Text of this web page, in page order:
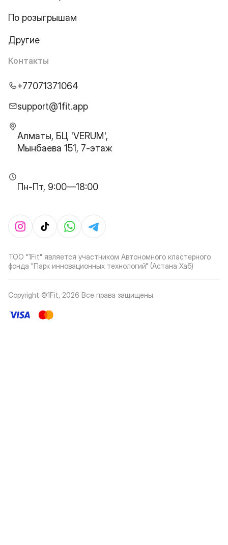
По розыгрышам
Другие
Контакты
+77071371064
support@1fit.app
Алматы, БЦ 'VERUM',
Мынбаева 151, 7-этаж
Пн-Пт, 9:00—18:00
ТОО "1Fit" является участником Автономного кластерного
фонда "Парк инновационных технологий" (Астана Хаб)
Copyright ©1Fit, 2026 Все права защищены.